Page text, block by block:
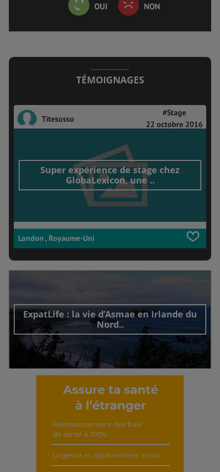
OUI NON
TÉMOIGNAGES
Titesosso
#Stage
22 octobre 2016
Super expérience de stage chez
GlobaLexicon, une ..
London , Royaume-Uni
ExpatLife : la vie d’Asmae en Irlande du
Nord..
Découvrir cet interview